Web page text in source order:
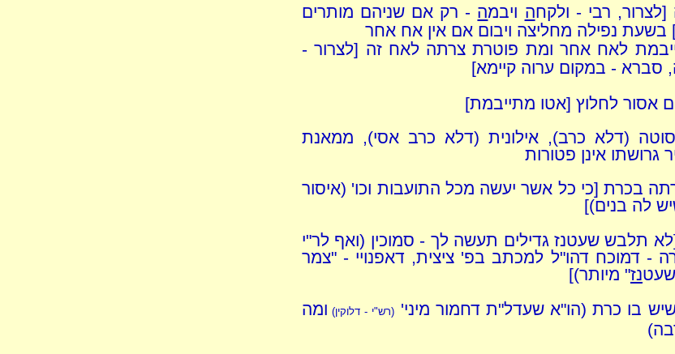
רבי - ולקחה ויבמה - רק אם שניהם מותרים
בשעת נפילה מחליצה ויבום אם אין אח אחר
לאח אחר ומת פוטרת צרתה לאח זה [לצרור -
סברא - במקום ערוה קיימא]
אסור לחלוץ [אטו מתייבמת]
(דלא כרב), אילונית (דלא כרב אסי), ממאנת
גרושתו אינן פטורות
בכרת [כי כל אשר יעשה מכל התועבות וכו' (איסור
לה בנים)]
תלבש שעטנז גדילים תעשה לך - סמוכין (ואף לר"י
- דמוכח דהו"ל למכתב בפ' ציצית, דאפנויי - "צמר
נז" מיותר)]
בו כרת (הו"א שעדל"ת דחמור מיני' (רש"י - דלוקין) ומה